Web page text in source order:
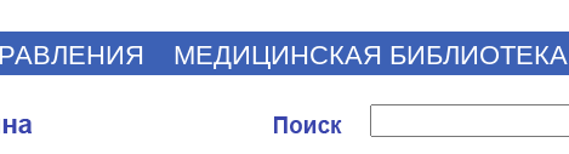
МЕДИЦИНСКАЯ БИБЛИОТЕКА